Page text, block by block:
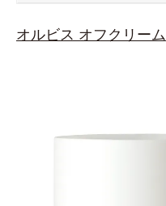
オルビス オフクリーム